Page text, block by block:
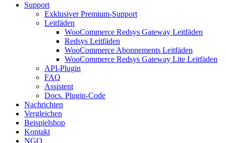
Support
Exklusiver Premium-Support
Leitfäden
WooCommerce Redsys Gateway Leitfäden
Redsys Leitfäden
WooCommerce Abonnements Leitfäden
WooCommerce Redsys Gateway Lite Leitfäden
API-Plugin
FAQ
Assistent
Docs. Plugin-Code
Nachrichten
Vergleichen
Beispielshop
Kontakt
NGO